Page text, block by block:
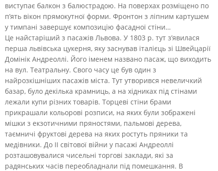
виступає балкон з балюстрадою. На поверхах розміщено по
п’ять вікон прямокутної форми. Фронтон з ліпним картушем
у тимпані завершує композицію фасадної стіни…
Це найстаріший з пасажів Львова. У 1803 р. тут з’явилася
перша львівська цукерня, яку заснував італієць зі Швейцарії
Домінік Андреоллі. Його іменем названо пасаж, що виходить
на вул. Театральну. Свого часу це був один з
найрозкішніших пасажів міста. Тут утворився невеличкий
базар, було декілька крамниць, а на хідниках під стінами
лежали купи різних товарів. Торцеві стіни брами
прикрашали кольорові розписи, на яких були зображені
мішки з екзотичними пряностями, пальмові дерева,
таємничі фруктові дерева на яких ростуть пряники та
медівники. До ІІ світової війни у пасажі Андреоллі
розташовувалися чисельні торгові заклади, які за
радянських часів переобладнали під помешкання. В